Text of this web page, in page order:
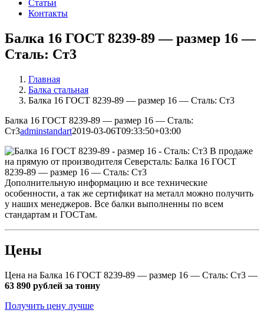
Статьи
Контакты
Балка 16 ГОСТ 8239-89 — размер 16 —
Сталь: Ст3
Главная
Балка стальная
Балка 16 ГОСТ 8239-89 — размер 16 — Сталь: Ст3
Балка 16 ГОСТ 8239-89 — размер 16 — Сталь:
Ст3adminstandart2019-03-06T09:33:50+03:00
В продаже
на прямую от производителя Северсталь: Балка 16 ГОСТ
8239-89 — размер 16 — Сталь: Ст3
Дополнительную информацию и все технические
особенности, а так же сертификат на металл можно получить
у наших менеджеров. Все балки выполненны по всем
стандартам и ГОСТам.
Цены
Цена на Балка 16 ГОСТ 8239-89 — размер 16 — Сталь: Ст3 —
63 890 рублей за тонну
Получить цену лучше